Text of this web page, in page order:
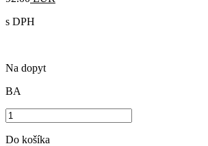
s DPH
Na dopyt
BA
Do košíka